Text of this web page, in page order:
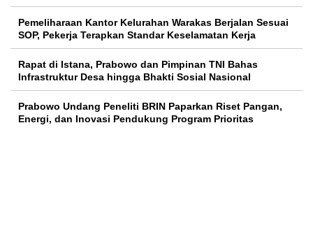
Pemeliharaan Kantor Kelurahan Warakas Berjalan Sesuai
SOP, Pekerja Terapkan Standar Keselamatan Kerja
Rapat di Istana, Prabowo dan Pimpinan TNI Bahas
Infrastruktur Desa hingga Bhakti Sosial Nasional
Prabowo Undang Peneliti BRIN Paparkan Riset Pangan,
Energi, dan Inovasi Pendukung Program Prioritas